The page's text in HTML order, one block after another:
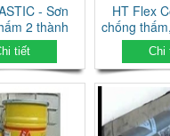
- Sơn
2 thành
tiết
HT Flex
chống
Chi